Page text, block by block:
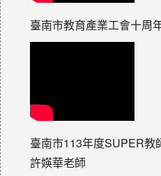
臺南市教育產業工會十周
臺南市113年度SUPER教
許媖華老師